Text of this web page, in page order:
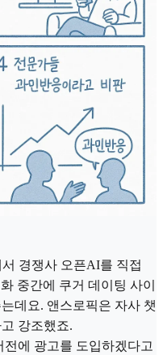
경쟁사 오픈AI를 직접
중간에 쿠거 데이팅 사이
데요. 앤스로픽은 자사 챗
강조했죠.
에 광고를 도입하겠다고